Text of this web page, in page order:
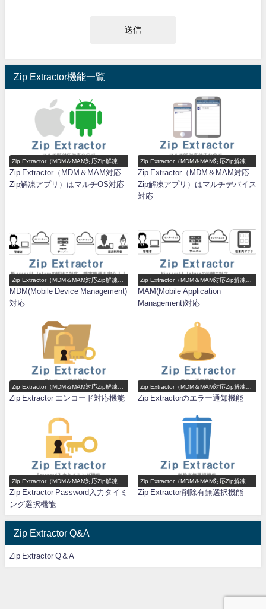
Zip Extractor機能一覧
Zip Extractor（MDM＆MAM対応Zip解凍ア
プリ）機能一覧
Zip Extractor（MDM＆MAM対応
Zip解凍アプリ）はマルチOS対応
Zip Extractor（MDM＆MAM対応Zip解凍ア
プリ）機能一覧
Zip Extractor（MDM＆MAM対応
Zip解凍アプリ）はマルチデバイス
対応
Zip Extractor（MDM＆MAM対応Zip解凍ア
プリ）機能一覧
MDM(Mobile Device Management)
対応
Zip Extractor（MDM＆MAM対応Zip解凍ア
プリ）機能一覧
MAM(Mobile Application
Management)対応
Zip Extractor（MDM＆MAM対応Zip解凍ア
プリ）機能一覧
Zip Extractor エンコード対応機能
Zip Extractor（MDM＆MAM対応Zip解凍ア
プリ）機能一覧
Zip Extractorのエラー通知機能
Zip Extractor（MDM＆MAM対応Zip解凍ア
プリ）機能一覧
Zip Extractor Password入力タイミ
ング選択機能
Zip Extractor（MDM＆MAM対応Zip解凍ア
プリ）機能一覧
Zip Extractor削除有無選択機能
Zip Extractor Q&A
Zip Extractor Q＆A